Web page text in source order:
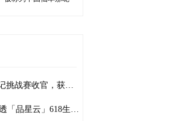
“青春遇见贵州”笔记挑战赛收官，获奖名单公布！
品牌必看！一文读透「品星云」618生意爆发秘籍